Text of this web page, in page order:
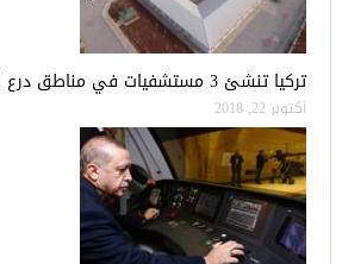
تركيا تنشئ 3 مستشفيات في مناطق درع الفرات بسوريا
أكتوبر 22, 2018